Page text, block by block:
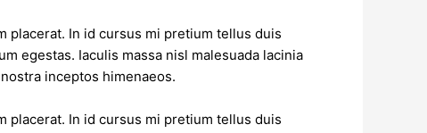
placerat. In id cursus mi pretium tellus duis
egestas. Iaculis massa nisl malesuada lacinia
inceptos himenaeos.
placerat. In id cursus mi pretium tellus duis